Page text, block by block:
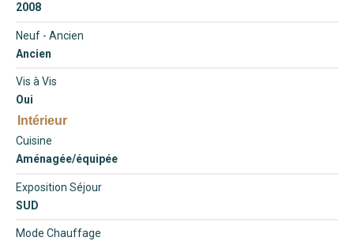
2008
Neuf - Ancien
Ancien
Vis à Vis
Oui
Intérieur
Cuisine
Aménagée/équipée
Exposition Séjour
SUD
Mode Chauffage